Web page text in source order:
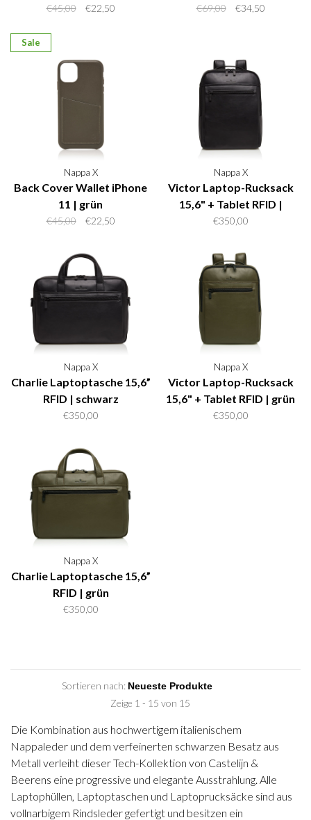
€45,00 €22,50 €69,00 €34,50
Sale
Nappa X
Back Cover Wallet iPhone
11 | grün
€45,00 €22,50
Nappa X
Victor Laptop-Rucksack
15,6" + Tablet RFID |
schwarz
€350,00
Nappa X
Charlie Laptoptasche 15,6”
RFID | schwarz
€350,00
Nappa X
Victor Laptop-Rucksack
15,6" + Tablet RFID | grün
€350,00
Nappa X
Charlie Laptoptasche 15,6”
RFID | grün
€350,00
Sortieren nach:
Zeige 1 - 15 von 15
Die Kombination aus hochwertigem italienischem
Nappaleder und dem verfeinerten schwarzen Besatz aus
Metall verleiht dieser Tech-Kollektion von Castelijn &
Beerens eine progressive und elegante Ausstrahlung. Alle
Laptophüllen, Laptoptaschen und Laptoprucksäcke sind aus
vollnarbigem Rindsleder gefertigt und besitzen ein